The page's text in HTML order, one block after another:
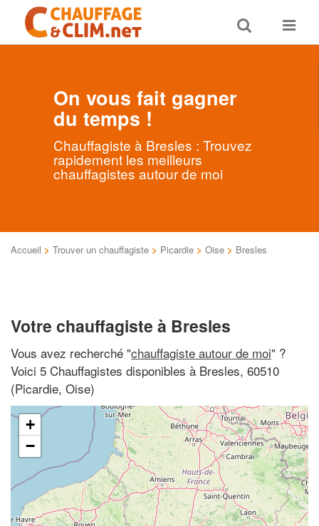
Toggle
search
Toggle
On vous fait gagner
du temps !
Chauffagiste à Bresles : Trouvez
rapidement les meilleurs
chauffagistes autour de moi
Accueil > Trouver un chauffagiste > Picardie > Oise > Bresles
Votre chauffagiste à Bresles
Vous avez recherché "chauffagiste autour de moi" ?
Voici 5 Chauffagistes disponibles à Bresles, 60510
(Picardie, Oise)
+
−